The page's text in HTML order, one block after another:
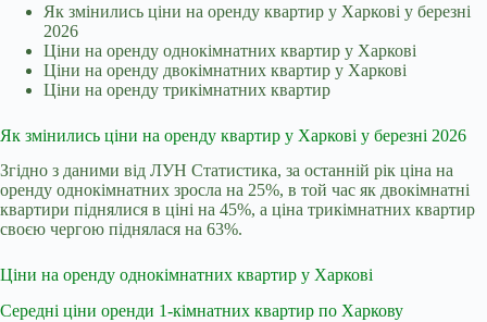
Як змінились ціни на оренду квартир у Харкові у березні
2026
Ціни на оренду однокімнатних квартир у Харкові
Ціни на оренду двокімнатних квартир у Харкові
Ціни на оренду трикімнатних квартир
Як змінились ціни на оренду квартир у Харкові у березні 2026
Згідно з даними від ЛУН Статистика, за останній рік ціна на
оренду однокімнатних зросла на 25%, в той час як двокімнатні
квартири піднялися в ціні на 45%, а ціна трикімнатних квартир
своєю чергою піднялася на 63%.
Ціни на оренду однокімнатних квартир у Харкові
Середні ціни оренди 1-кімнатних квартир по Харкову